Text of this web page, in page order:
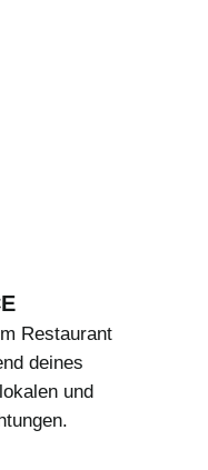
Restaurant
deines
und